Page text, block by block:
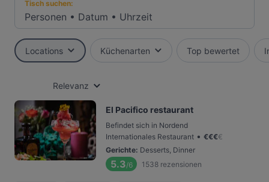
Tisch suchen:
Personen • Datum • Uhrzeit
Locations Küchenarten Top bewertet
Relevanz
El Pacifico restaurant
Befindet sich in Nordend
Internationales Restaurant • €€€€
Gerichte: Desserts, Dinner
5.3/6 1538 rezensionen